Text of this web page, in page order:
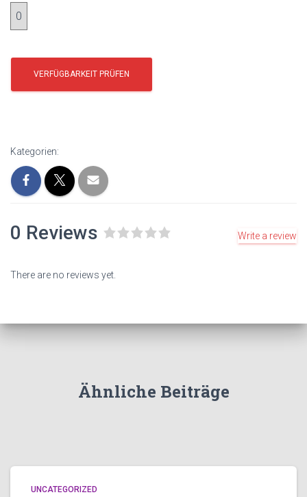
Kategorien:
0 Reviews
t
o
5
Write a review
There are no reviews yet.
Ähnliche Beiträge
UNCATEGORIZED